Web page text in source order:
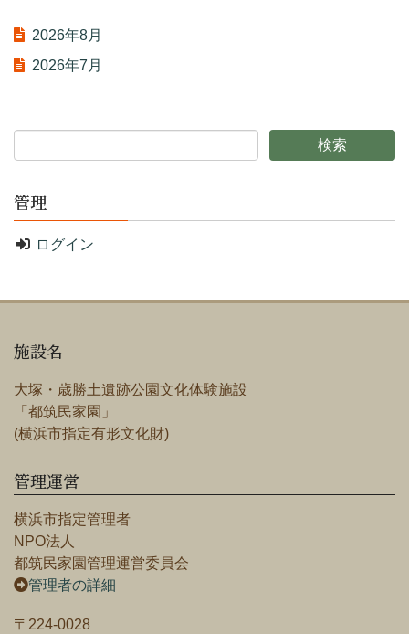
2026年8月
2026年7月
管理
ログイン
施設名
大塚・歳勝土遺跡公園文化体験施設
「都筑民家園」
(横浜市指定有形文化財)
管理運営
横浜市指定管理者
NPO法人
都筑民家園管理運営委員会
管理者の詳細
〒224-0028